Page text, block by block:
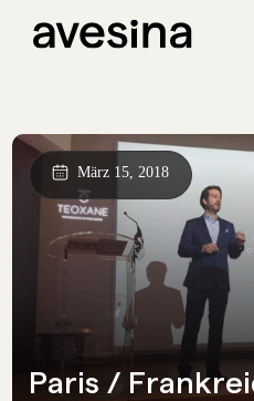
Paris /
März 15, 2018